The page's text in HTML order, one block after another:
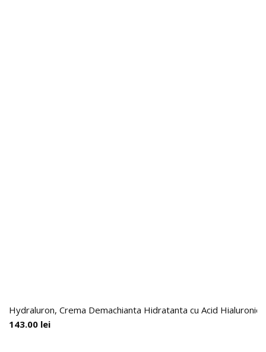
Hydraluron, Crema Demachianta Hidratanta cu Acid
143.00 lei